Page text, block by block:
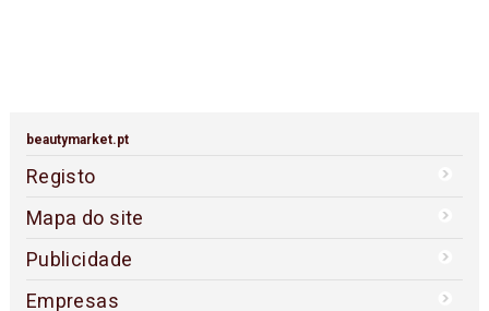
beautymarket.pt
Registo
Mapa do site
Publicidade
Empresas